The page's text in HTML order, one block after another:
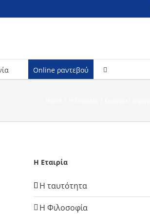
Online ραντεβού
Η Εταιρία
Η ταυτότητα
Η Φιλοσοφία